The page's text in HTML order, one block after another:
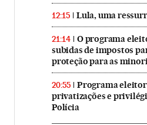
12:15 Lula, uma
21:14
O programa
subidas de impostos
proteção para as
20:55
Programa
privatizações e
Polícia